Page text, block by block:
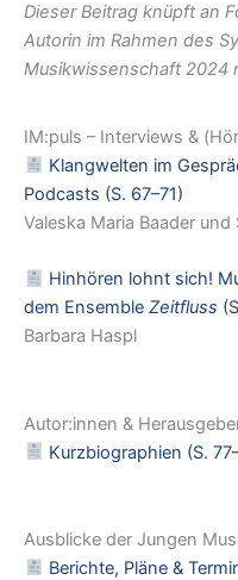
Dieser Beitrag knüpft an
Autorin im Rahmen des
Musikwissenschaft 2024
IM:puls – Interviews &
Klangwelten im
Podcasts (S. 67–71)
Valeska Maria Baader
Hinhören lohnt sich!
dem Ensemble Zeitfluss
Barbara Haspl
Autor:innen &
Kurzbiographien (S.
Ausblicke der Jungen
Berichte, Pläne &